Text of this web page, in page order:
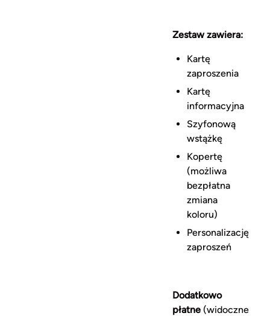
Zestaw zawiera:
Kartę
zaproszenia
Kartę
informacyjna
Szyfonową
wstążkę
Kopertę
(możliwa
bezpłatna
zmiana
koloru)
Personalizację
zaproszeń
Dodatkowo
płatne (widoczne